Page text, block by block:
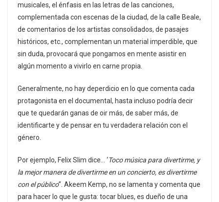
musicales, el énfasis en las letras de las canciones,
complementada con escenas de la ciudad, de la calle Beale,
de comentarios de los artistas consolidados, de pasajes
históricos, etc., complementan un material imperdible, que
sin duda, provocará que pongamos en mente asistir en
algún momento a vivirlo en carne propia.
Generalmente, no hay deperdicio en lo que comenta cada
protagonista en el documental, hasta incluso podría decir
que te quedarán ganas de oir más, de saber más, de
identificarte y de pensar en tu verdadera relación con el
género.
Por ejemplo, Felix Slim dice… ‘Toco música para divertirme, y
la mejor manera de divertirme en un concierto, es divertirme
con el público”. Akeem Kemp, no se lamenta y comenta que
para hacer lo que le gusta: tocar blues, es dueño de una